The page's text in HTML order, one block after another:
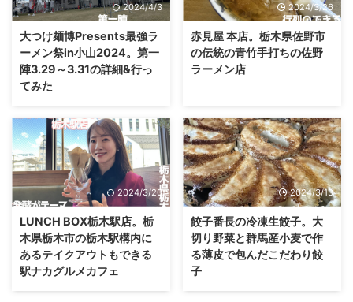
2024/4/3
大つけ麺博Presents最強ラ
ーメン祭in小山2024。第一
陣3.29～3.31の詳細&行っ
てみた
2024/3/26
赤見屋 本店。栃木県佐野市
の伝統の青竹手打ちの佐野
ラーメン店
2024/3/20
LUNCH BOX栃木駅店。栃
木県栃木市の栃木駅構内に
あるテイクアウトもできる
駅ナカグルメカフェ
2024/3/13
餃子番長の冷凍生餃子。大
切り野菜と群馬産小麦で作
る薄皮で包んだこだわり餃
子